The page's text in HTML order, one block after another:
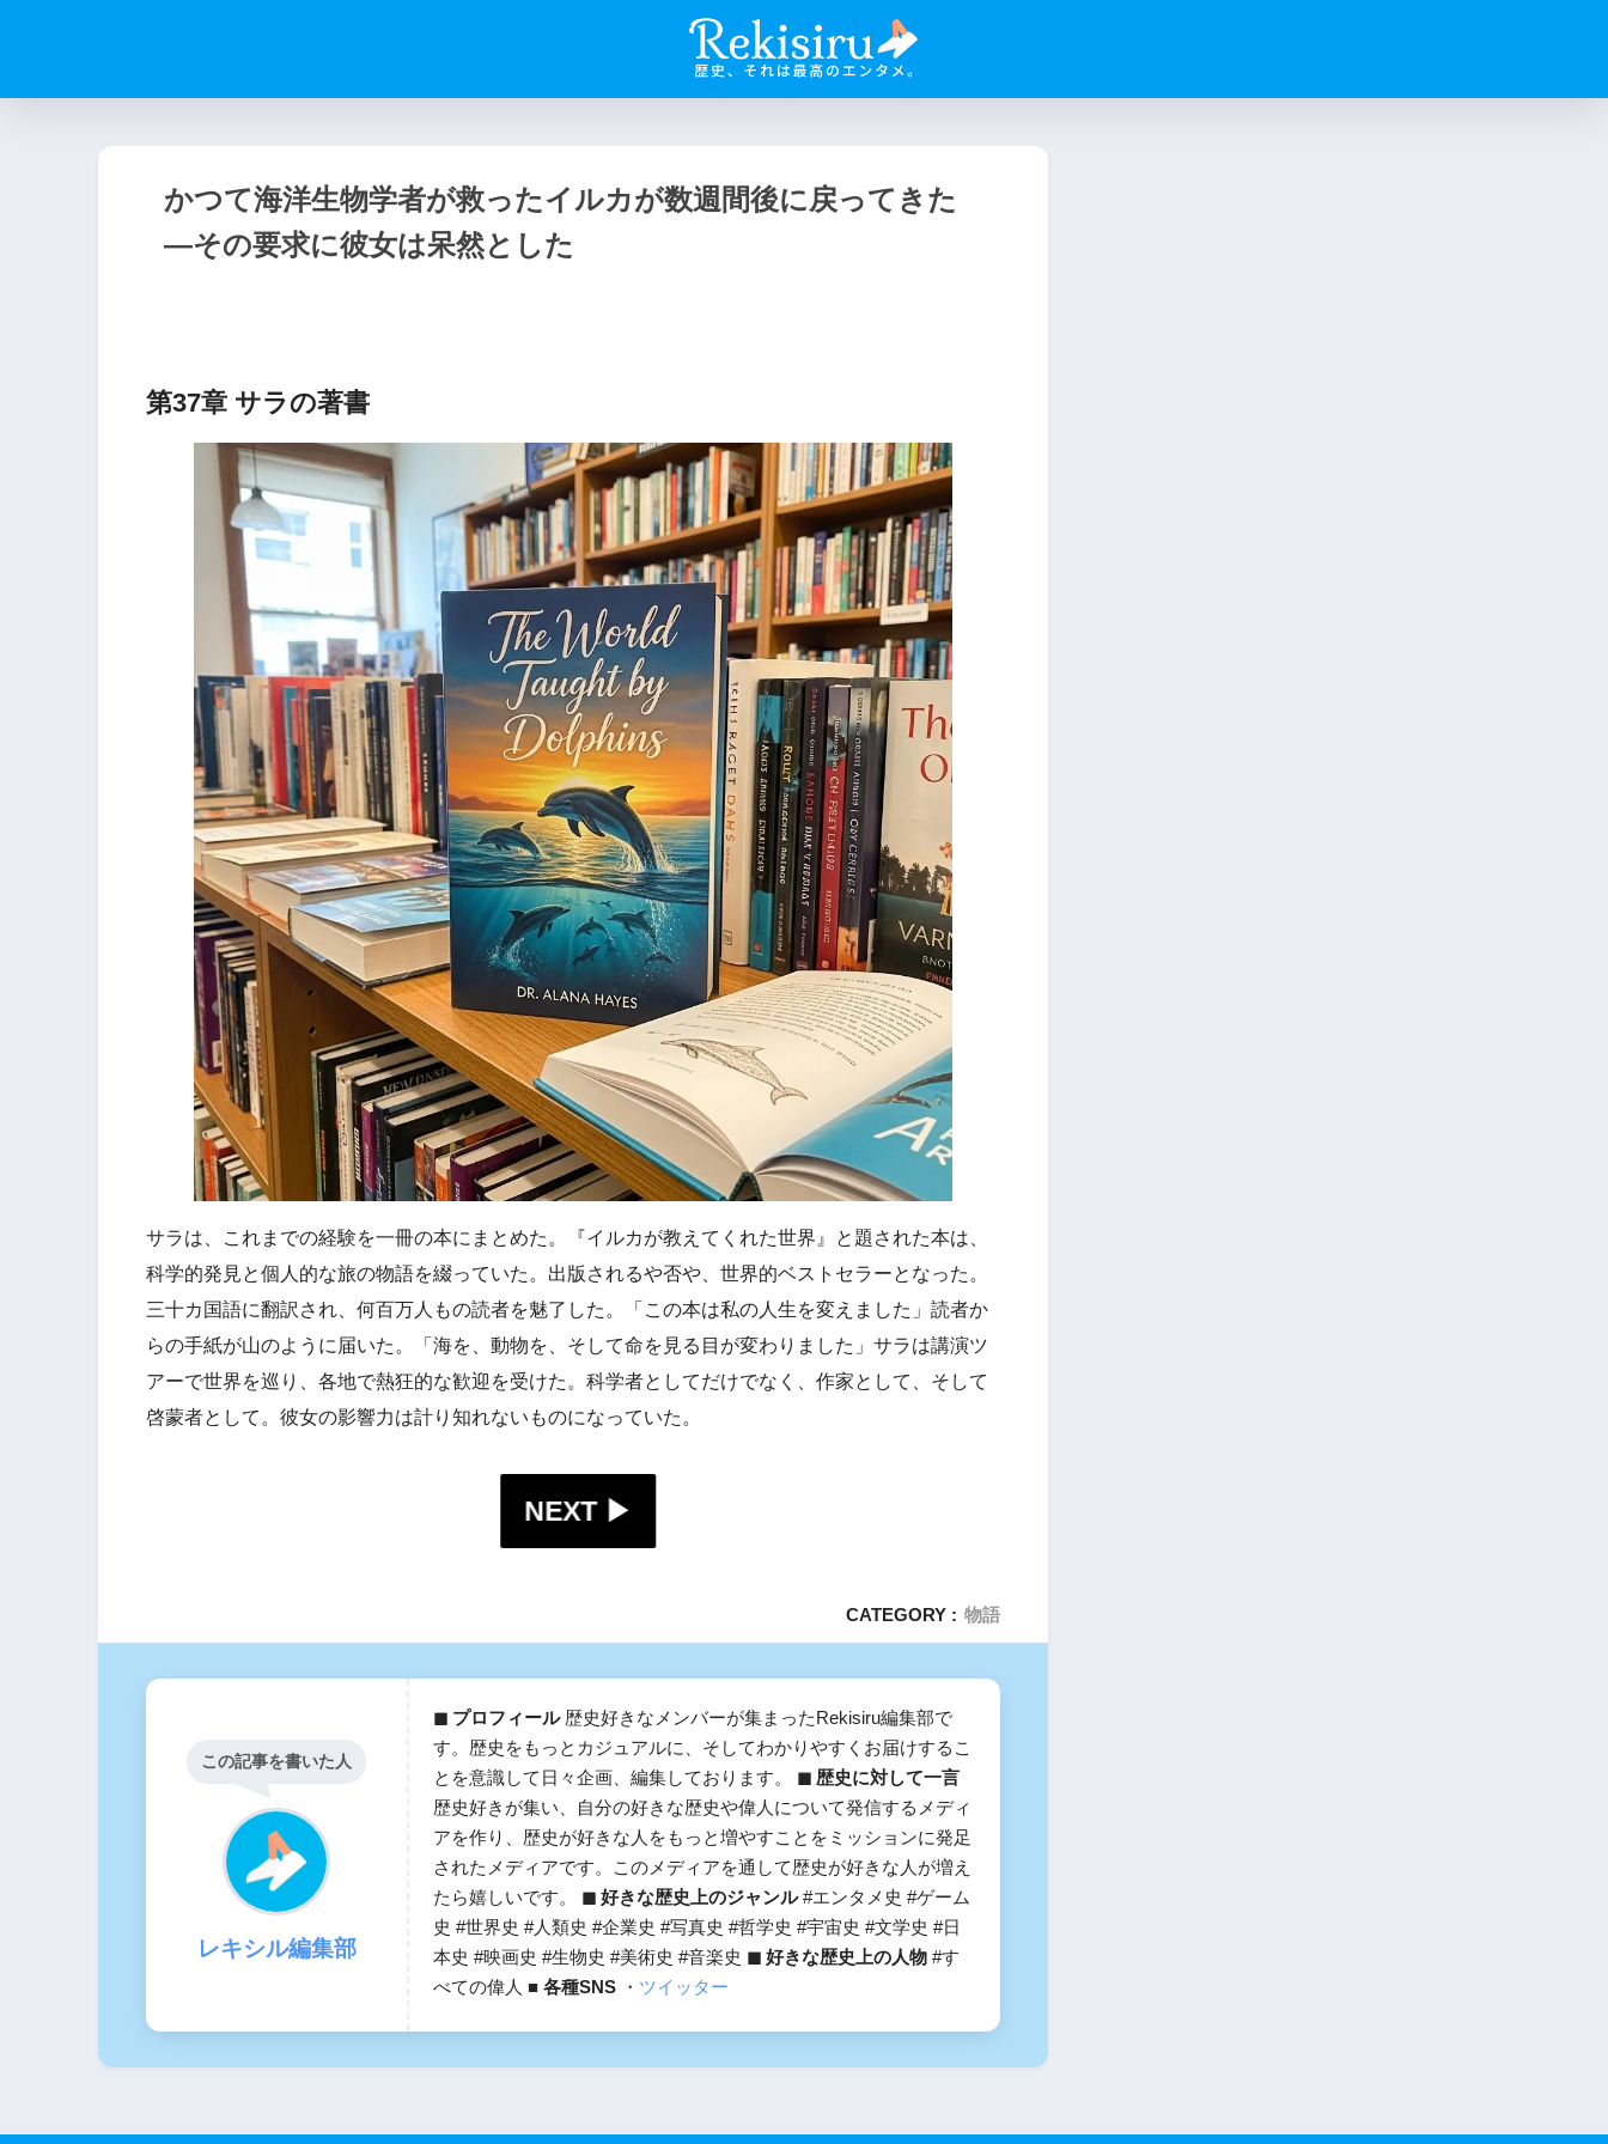
かつて海洋生物学者が救ったイルカが数週間後に戻ってきた
―その要求に彼女は呆然とした
第37章 サラの著書
サラは、これまでの経験を一冊の本にまとめた。『イルカが教えてくれた世界』と題された本は、
科学的発見と個人的な旅の物語を綴っていた。出版されるや否や、世界的ベストセラーとなった。
三十カ国語に翻訳され、何百万人もの読者を魅了した。「この本は私の人生を変えました」読者か
らの手紙が山のように届いた。「海を、動物を、そして命を見る目が変わりました」サラは講演ツ
アーで世界を巡り、各地で熱狂的な歓迎を受けた。科学者としてだけでなく、作家として、そして
啓蒙者として。彼女の影響力は計り知れないものになっていた。
NEXT ▶︎
CATEGORY : 物語
この記事を書いた人
レキシル編集部
◼︎ プロフィール歴史好きなメンバーが集まったRekisiru編集部で
す。歴史をもっとカジュアルに、そしてわかりやすくお届けするこ
とを意識して日々企画、編集しております。 ◼︎ 歴史に対して一言
歴史好きが集い、自分の好きな歴史や偉人について発信するメディ
アを作り、歴史が好きな人をもっと増やすことをミッションに発足
されたメディアです。このメディアを通して歴史が好きな人が増え
たら嬉しいです。 ◼︎ 好きな歴史上のジャンル#エンタメ史 #ゲーム
史 #世界史 #人類史 #企業史 #写真史 #哲学史 #宇宙史 #文学史 #日
本史 #映画史 #生物史 #美術史 #音楽史 ◼︎ 好きな歴史上の人物 #す
べての偉人 ■ 各種SNS ・ ツイッター